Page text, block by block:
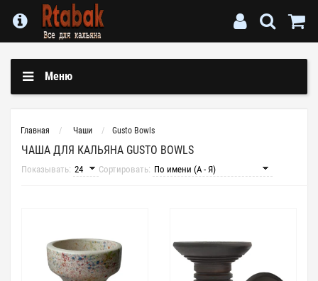
Меню
Главная Чаши Gusto Bowls
ЧАША ДЛЯ КАЛЬЯНА GUSTO BOWLS
Показывать: Сортировать: